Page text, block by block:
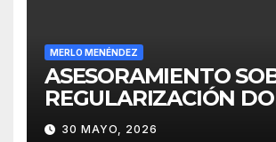
MERLO MENÉNDEZ
ASESORAMIENTO
REGULARIZACIÓN
30 MAYO, 2026